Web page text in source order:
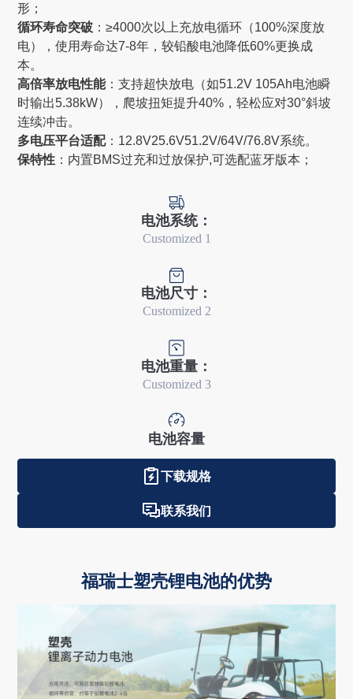
形‌；
循环寿命突破‌ ：≥4000次以上充放电循环（100%深度放
电），使用寿命达7-8年，较铅酸电池降低60%更换成
本‌。
高倍率放电性能‌：支持超快放电（如51.2V 105Ah电池瞬
时输出5.38kW），爬坡扭矩提升40%，轻松应对30°斜坡
连续冲击‌。
多电压平台适配‌：12.8V25.6V51.2V/64V/76.8V系统。
保特性‌ ：内置BMS过充和过放保护,可选配蓝牙版本；
电池系统：
Customized 1
电池尺寸：
Customized 2
电池重量：
Customized 3
电池容量
下载规格
联系我们
福瑞士塑壳锂电池的优势